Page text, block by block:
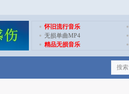
怀旧流行音乐
无损单曲MP4
精品无损音乐
搜索